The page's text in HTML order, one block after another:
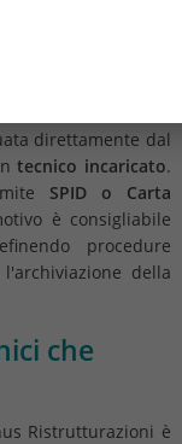
direttamente dal
tecnico incaricato.
SPID o Carta
è consigliabile
procedure
della
che
Ristrutturazioni è